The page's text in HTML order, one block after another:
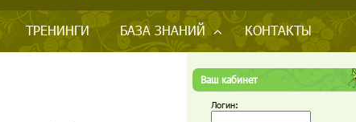
ТРЕНИНГИ БАЗА ЗНАНИЙ КОНТАКТЫ
Ваш кабинет
Логин: